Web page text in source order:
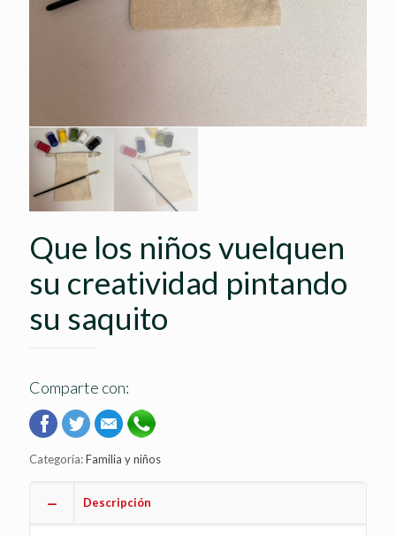
Que los niños vuelquen
su creatividad pintando
su saquito
Comparte con:
Categoría:Familia y niños
Descripción